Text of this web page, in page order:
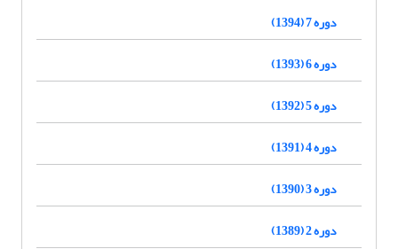
دوره 7 (1394)
دوره 6 (1393)
دوره 5 (1392)
دوره 4 (1391)
دوره 3 (1390)
دوره 2 (1389)